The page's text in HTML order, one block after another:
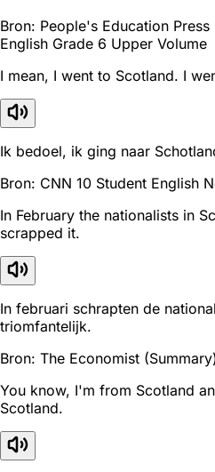
Bron: People's Education Press
English Grade 6 Upper Volume
I mean, I went to Scotland. I
Ik bedoel, ik ging naar
Bron: CNN 10 Student English
In February the nationalists in
scrapped it.
In februari schrapten de
triomfantelijk.
Bron: The Economist
You know, I'm from Scotland
Scotland.